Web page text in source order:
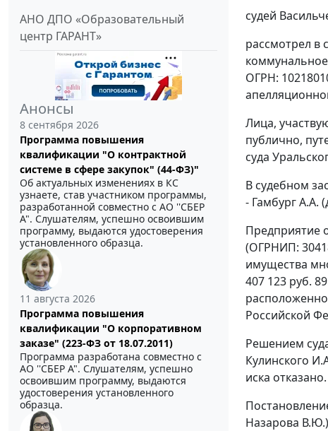
АНО ДПО «Образовательный
центр ГАРАНТ»
Анонсы
8 сентября 2026
Программа повышения
квалификации "О контрактной
системе в сфере закупок" (44-ФЗ)"
Об актуальных изменениях в КС
узнаете, став участником программы,
разработанной совместно с АО ''СБЕР
А". Слушателям, успешно освоившим
программу, выдаются удостоверения
установленного образца.
11 августа 2026
Программа повышения
квалификации "О корпоративном
заказе" (223-ФЗ от 18.07.2011)
Программа разработана совместно с
АО ''СБЕР А". Слушателям, успешно
освоившим программу, выдаются
удостоверения установленного
образца.
судей
рассмотрел в
ОГРН:
Лица,
публично,
суда
В судебном
- Гамбург А.А.
Предприятие
(ОГРНИП:
имущества
407 123 руб.
Российской
Решением
Кулинского
иска отказано.
Назарова